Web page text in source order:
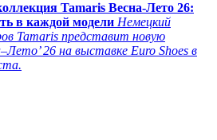
Tamaris Весна-Лето 26:
в каждой модели Немецкий
Tamaris представит новую
26 на выставке Euro Shoes в